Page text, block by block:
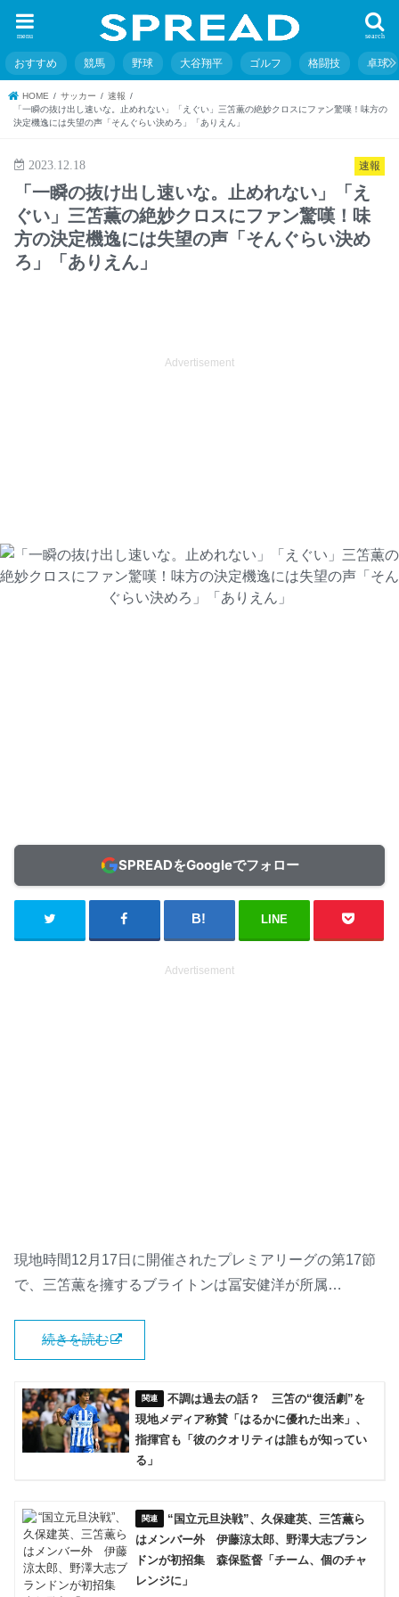
search
menu
おすすめ 競馬 野球 大谷翔平 ゴルフ 格闘技 卓球
HOME サッカー
速報
「一瞬の抜け出し速いな。止めれない」「えぐい」三笘薫の絶妙クロスにファン驚嘆！味方の
決定機逸には失望の声「そんぐらい決めろ」「ありえん」
速報
2023.12.18
「一瞬の抜け出し速いな。止めれない」「え
ぐい」三笘薫の絶妙クロスにファン驚嘆！味
方の決定機逸には失望の声「そんぐらい決め
ろ」「ありえん」
Advertisement
SPREADをGoogleでフォロー
LINE
Advertisement
現地時間12月17日に開催されたプレミアリーグの第17節
で、三笘薫を擁するブライトンは冨安健洋が所属…
続きを読む
不調は過去の話？ 三笘の“復活劇”を
現地メディア称賛「はるかに優れた出来」、
指揮官も「彼のクオリティは誰もが知ってい
る」
“国立元旦決戦”、久保建英、三笘薫ら
はメンバー外 伊藤涼太郎、野澤大志ブラン
ドンが初招集 森保監督「チーム、個のチャ
レンジに」